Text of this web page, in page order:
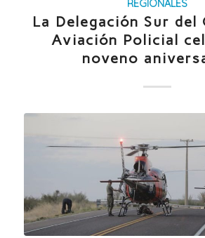
REGIONALES
La Delegación Sur del
Aviación Policial
noveno